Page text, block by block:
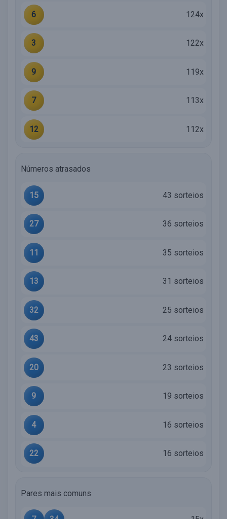
6 124x
3 122x
9 119x
7 113x
12 112x
Números atrasados
15 43 sorteios
27 36 sorteios
11 35 sorteios
13 31 sorteios
32 25 sorteios
43 24 sorteios
20 23 sorteios
9 19 sorteios
4 16 sorteios
22 16 sorteios
Pares mais comuns